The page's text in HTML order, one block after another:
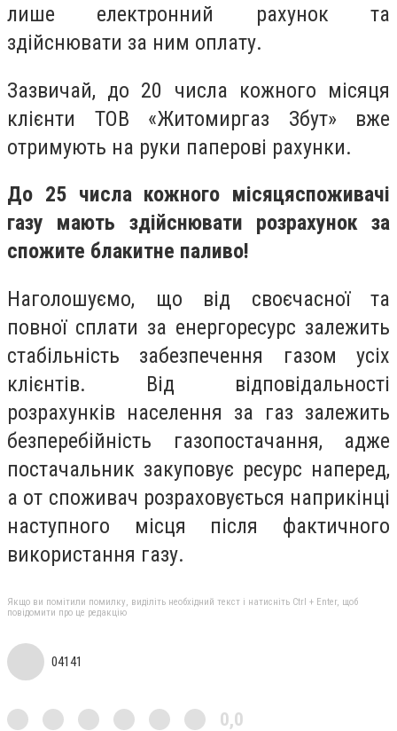
лише електронний рахунок та
здійснювати за ним оплату.
Зазвичай, до 20 числа кожного місяця
клієнти ТОВ «Житомиргаз Збут» вже
отримують на руки паперові рахунки.
До 25 числа кожного місяцяспоживачі
газу мають здійснювати розрахунок за
спожите блакитне паливо!
Наголошуємо, що від своєчасної та
повної сплати за енергоресурс залежить
стабільність забезпечення газом усіх
клієнтів. Від відповідальності
розрахунків населення за газ залежить
безперебійність газопостачання, адже
постачальник закуповує ресурс наперед,
а от споживач розраховується наприкінці
наступного місця після фактичного
використання газу.
Якщо ви помітили помилку, виділіть необхідний текст і натисніть Ctrl + Enter, щоб
повідомити про це редакцію
04141
0,0